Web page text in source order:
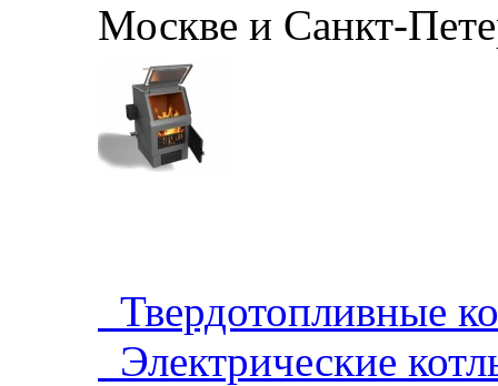
Москве и Санкт-
Твердотопливные
Электрические